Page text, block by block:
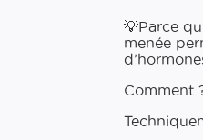
💡Parce
menée
Comment